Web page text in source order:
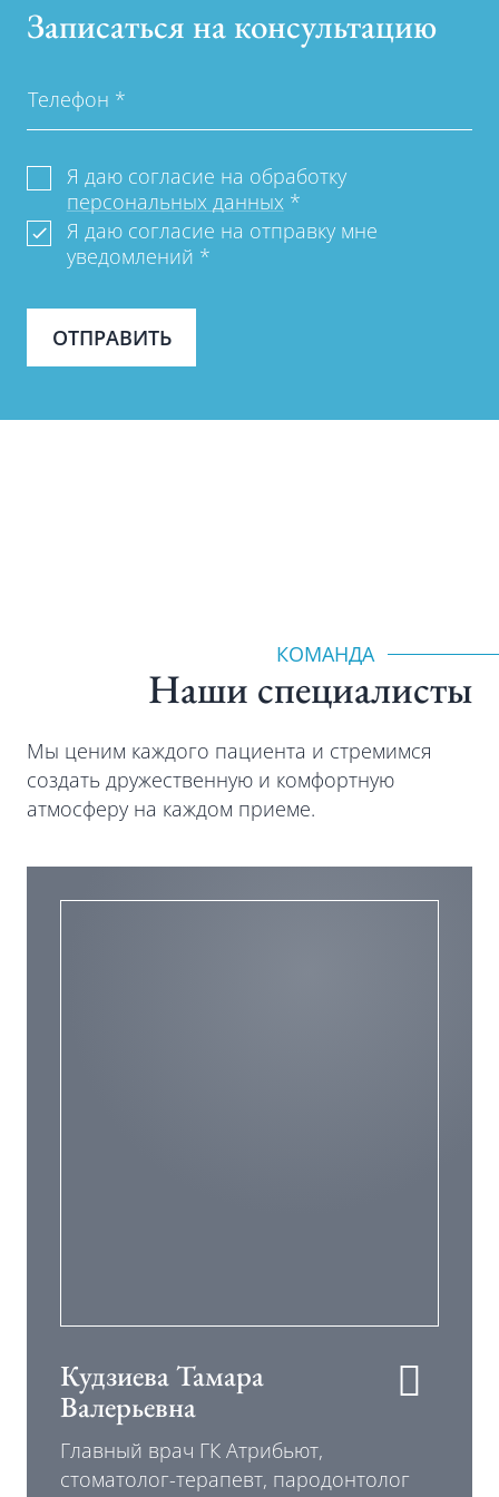
Записаться на консультацию
Телефон *
Я даю согласие на обработку
персональных данных *
Я даю согласие на отправку мне
уведомлений *
ОТПРАВИТЬ
КОМАНДА
Наши специалиcты
Мы ценим каждого пациента и стремимся
создать дружественную и комфортную
атмосферу на каждом приеме.
Кудзиева Тамара
Валерьевна
Главный врач ГК Атрибьют,
стоматолог-терапевт, пародонтолог